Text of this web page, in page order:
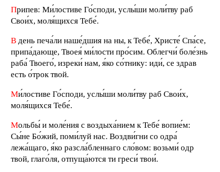
Припев: Ми́лостиве Го́споди, услы́ши моли́тву раб
Свои́х, моля́щихся Тебе́.
В день печа́ли наше́дшия на ны, к Тебе́, Христе́ Спа́се,
припа́дающе, Твоея́ ми́лости про́сим. Облегчи́ боле́знь
раба́ Твоего́, изреки́ нам, я́ко со́тнику: иди́, се здрав
есть о́трок твой.
Ми́лостиве Го́споди, услы́ши моли́тву раб Свои́х,
моля́щихся Тебе́.
Мольбы́ и моле́ния с воздыха́нием к Тебе́ вопие́м:
Сы́не Бо́жий, поми́луй нас. Воздви́гни со одра́
лежа́щаго, я́ко разсла́бленнаго сло́вом: возьми́ одр
твой, глаго́ля, отпуща́ются ти греси́ твои́.